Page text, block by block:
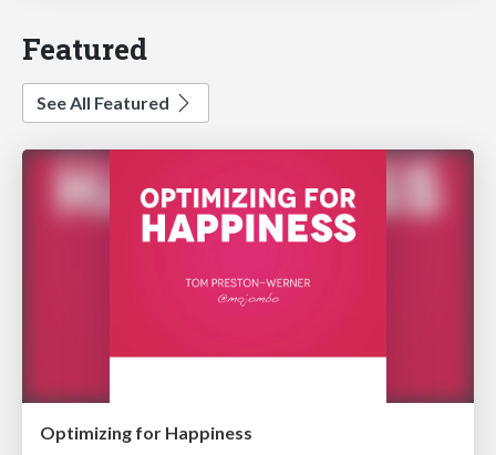
Featured
See All Featured
Optimizing for Happiness